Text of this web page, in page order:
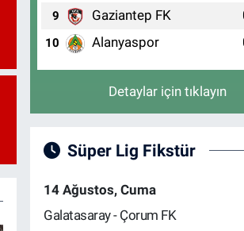
9 Gaziantep FK
10 Alanyaspor
Detaylar için tıklayın
Süper Lig Fikstür
14 Ağustos, Cuma
Galatasaray - Çorum FK